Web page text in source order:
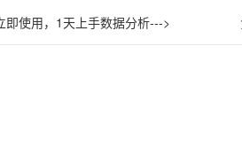
即使用，1天上手数据分析--->